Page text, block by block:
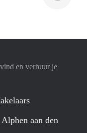
en verhuur je
aan den